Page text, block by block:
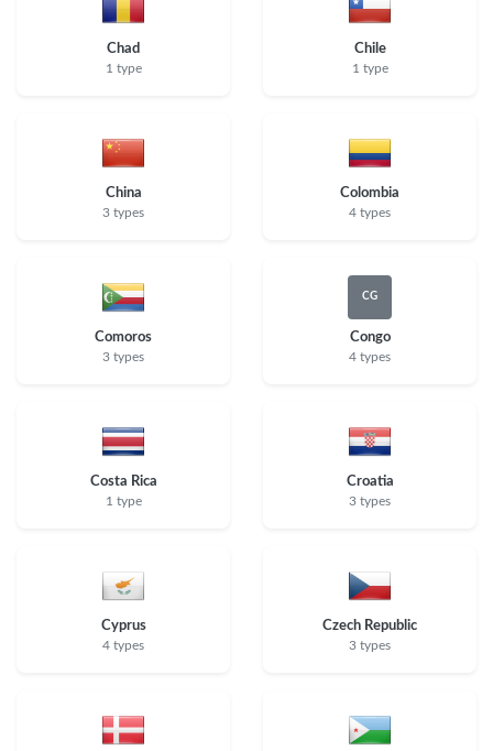
Chad
1 type
Chile
1 type
China
3 types
Colombia
4 types
Comoros
3 types
CG
Congo
4 types
Costa Rica
1 type
Croatia
3 types
Cyprus
4 types
Czech Republic
3 types